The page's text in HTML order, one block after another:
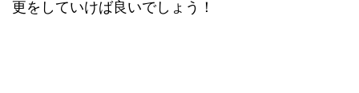
更をしていけば良いでしょう！